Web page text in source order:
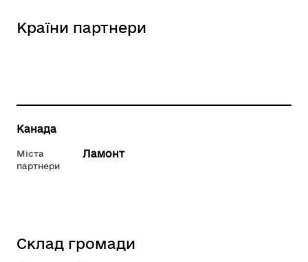
Країни партнери
Канада
Міста
партнери
Ламонт
Склад громади